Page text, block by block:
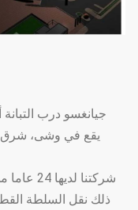
يقع في وشى، شرق
شركتنا
ذلك نقل السلطة